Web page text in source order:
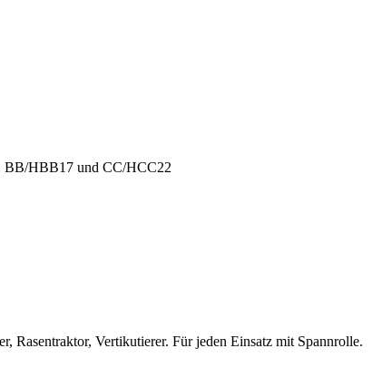
HBB17 und CC/HCC22
Rasentraktor, Vertikutierer. Für jeden Einsatz mit Spannrolle.